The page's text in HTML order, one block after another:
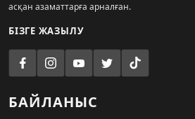
асқан азаматтарға арналған.
БІЗГЕ ЖАЗЫЛУ
БАЙЛАНЫС